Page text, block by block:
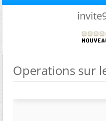
Operations sur